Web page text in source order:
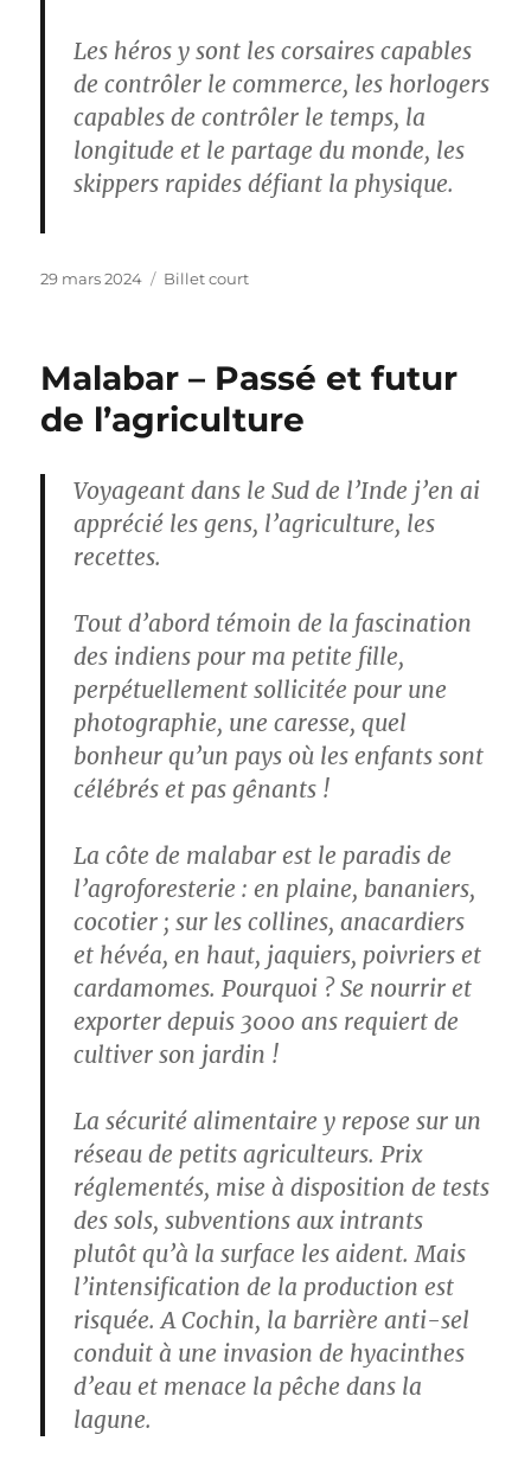
Les héros y sont les corsaires capables
de contrôler le commerce, les horlogers
capables de contrôler le temps, la
longitude et le partage du monde, les
skippers rapides défiant la physique.
Publié
29 mars 2024 Catégories
Billet court
Malabar – Passé et futur
de l’agriculture
Voyageant dans le Sud de l’Inde j’en ai
apprécié les gens, l’agriculture, les
recettes.
Tout d’abord témoin de la fascination
des indiens pour ma petite fille,
perpétuellement sollicitée pour une
photographie, une caresse, quel
bonheur qu’un pays où les enfants sont
célébrés et pas gênants !
La côte de malabar est le paradis de
l’agroforesterie : en plaine, bananiers,
cocotier ; sur les collines, anacardiers
et hévéa, en haut, jaquiers, poivriers et
cardamomes. Pourquoi ? Se nourrir et
exporter depuis 3000 ans requiert de
cultiver son jardin !
La sécurité alimentaire y repose sur un
réseau de petits agriculteurs. Prix
réglementés, mise à disposition de tests
des sols, subventions aux intrants
plutôt qu’à la surface les aident. Mais
l’intensification de la production est
risquée. A Cochin, la barrière anti-sel
conduit à une invasion de hyacinthes
d’eau et menace la pêche dans la
lagune.